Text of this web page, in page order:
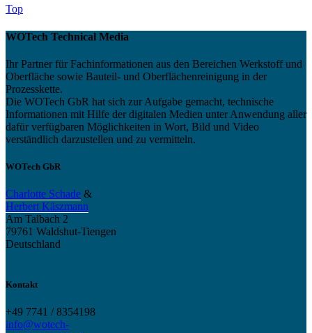
Top
WOTech Technical Media
Ihr Partner für Fachinformationen aus den Bereichen Werkstoff und
Oberfläche sowie Bauteil- und Oberflächenreinigung in der
Prozesskette.
Die WOTech GbR hat sich zur Aufgabe gemacht, technische
Informationen mit Hilfe der digitalen Medien unter Anwendung aller
dafür verfügbaren Möglichkeiten in Wort, Bild und Video
verständlich darzustellen und zu vermitteln.
WOTech GbR
Charlotte Schade &
Herbert Käszmann
Am Talbach 2
79761 Waldshut-Tiengen
Deutschland
Kontakt
+49 7741 / 8354198
info@wotech-